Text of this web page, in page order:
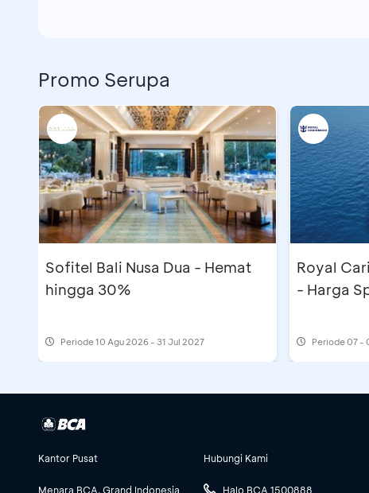
Promo Serupa
Sofitel Bali Nusa Dua - Hemat
hingga 30%
Periode10 Agu 2026 - 31 Jul 2027
Royal
- Harga
Periode07 -
Kantor Pusat
Menara BCA, Grand Indonesia
Hubungi Kami
Halo BCA 1500888